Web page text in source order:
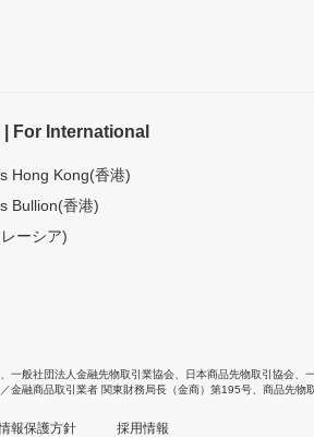
| For International
Hong Kong(香港)
Bullion(香港)
ーシア)
一般社団法人金融先物取引業協会 日本商品先物取引協会
金融商品取引業者 関東財務局長（金商）第195号、商品先物
報保護方針 採用情報